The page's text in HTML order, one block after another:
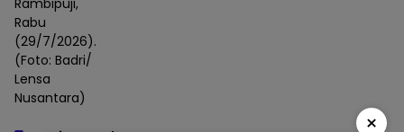
Rambipuji,
Rabu
(29/7/2026).
(Foto: Badri/
Lensa
Nusantara)
×